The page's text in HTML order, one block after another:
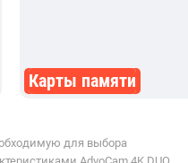
Карты памяти
для выбора